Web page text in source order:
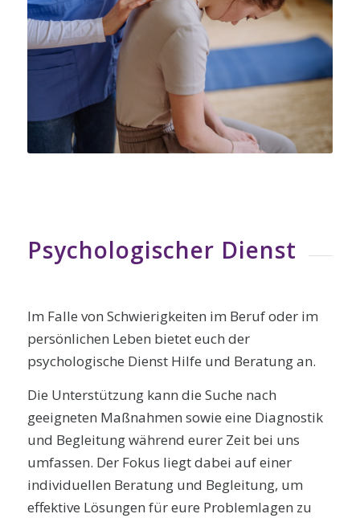
Psychologischer Dienst
Im Falle von Schwierigkeiten im Beruf oder im
persönlichen Leben bietet euch der
psychologische Dienst Hilfe und Beratung an.
Die Unterstützung kann die Suche nach
geeigneten Maßnahmen sowie eine Diagnostik
und Begleitung während eurer Zeit bei uns
umfassen. Der Fokus liegt dabei auf einer
individuellen Beratung und Begleitung, um
effektive Lösungen für eure Problemlagen zu